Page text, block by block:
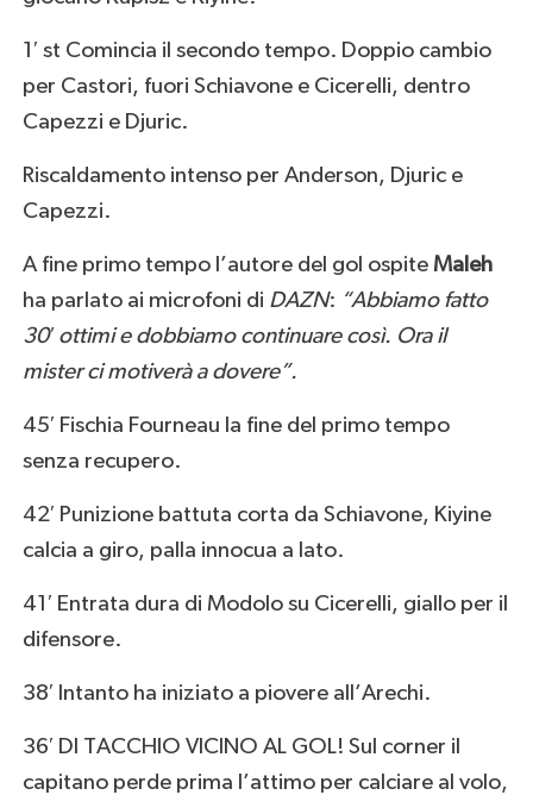
1′ st Comincia il secondo tempo. Doppio cambio
per Castori, fuori Schiavone e Cicerelli, dentro
Capezzi e Djuric.
Riscaldamento intenso per Anderson, Djuric e
Capezzi.
A fine primo tempo l’autore del gol ospite Maleh
ha parlato ai microfoni di DAZN: “Abbiamo fatto
30′ ottimi e dobbiamo continuare così. Ora il
mister ci motiverà a dovere”.
45′ Fischia Fourneau la fine del primo tempo
senza recupero.
42′ Punizione battuta corta da Schiavone, Kiyine
calcia a giro, palla innocua a lato.
41′ Entrata dura di Modolo su Cicerelli, giallo per il
difensore.
38′ Intanto ha iniziato a piovere all’Arechi.
36′ DI TACCHIO VICINO AL GOL! Sul corner il
capitano perde prima l’attimo per calciare al volo,